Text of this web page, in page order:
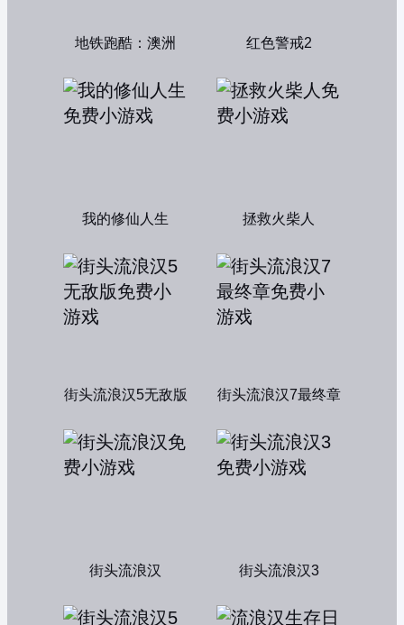
地铁跑酷：澳洲 红色警戒2
我的修仙人生 拯救火柴人
街头流浪汉5无敌版 街头流浪汉7最终章
街头流浪汉 街头流浪汉3